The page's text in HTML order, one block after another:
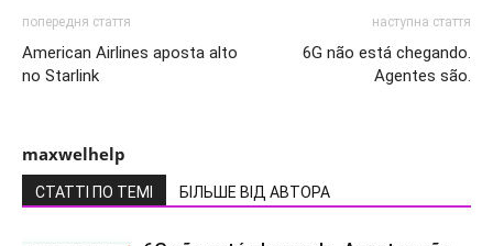
попередня стаття
American Airlines aposta alto
no Starlink
наступна стаття
6G não está chegando.
Agentes são.
maxwelhelp
СТАТТІ ПО ТЕМІ БІЛЬШЕ ВІД АВТОРА